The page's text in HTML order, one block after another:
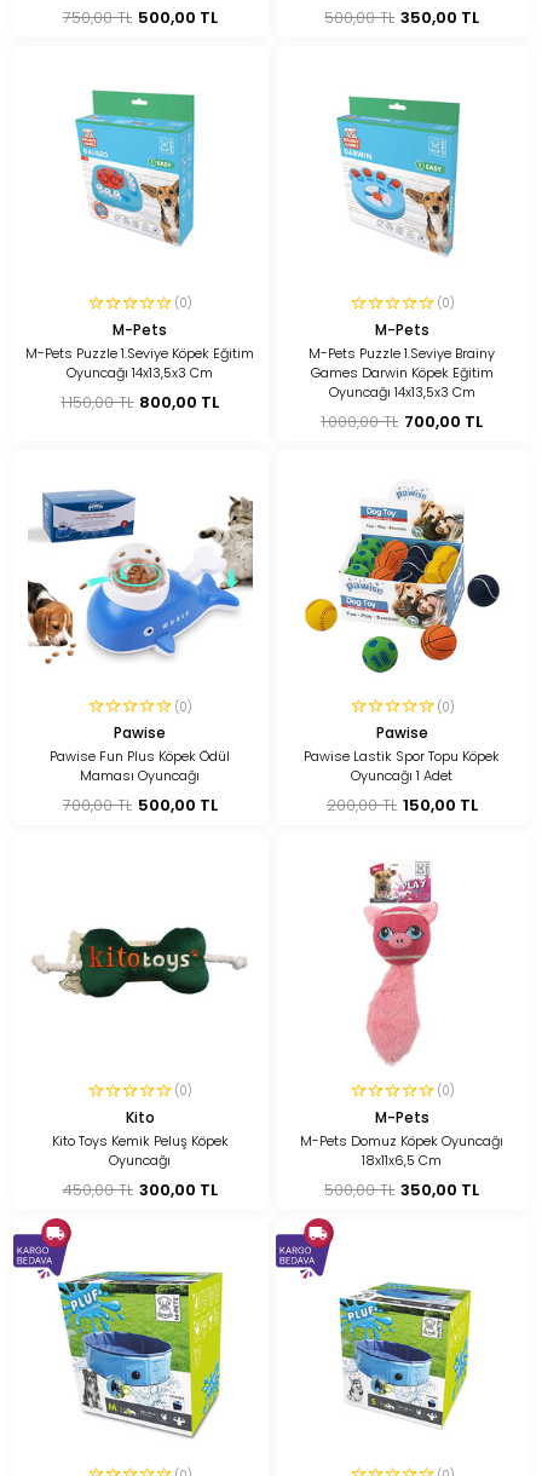
750,00 TL 500,00 TL 500,00 TL 350,00 TL
(0)
M-Pets
M-Pets Puzzle 1.Seviye Köpek Eğitim
Oyuncağı 14x13,5x3 Cm
1.150,00 TL 800,00 TL
(0)
M-Pets
M-Pets Puzzle 1.Seviye Brainy
Games Darwin Köpek Eğitim
Oyuncağı 14x13,5x3 Cm
1.000,00 TL 700,00 TL
(0)
Pawise
Pawise Fun Plus Köpek Ödül
Maması Oyuncağı
700,00 TL 500,00 TL
(0)
Pawise
Pawise Lastik Spor Topu Köpek
Oyuncağı 1 Adet
200,00 TL 150,00 TL
(0)
Kito
Kito Toys Kemik Peluş Köpek
Oyuncağı
450,00 TL 300,00 TL
(0)
M-Pets
M-Pets Domuz Köpek Oyuncağı
18x11x6,5 Cm
500,00 TL 350,00 TL